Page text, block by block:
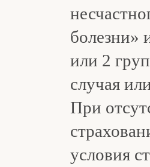
болезни»
или 2
случая
При
условия